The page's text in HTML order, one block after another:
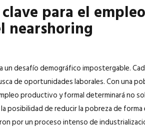
para el
nearshoring
desafío demográfico impostergable.
de oportunidades laborales. Con una
productivo y formal determinará no
posibilidad de reducir la pobreza de
por un proceso intenso de